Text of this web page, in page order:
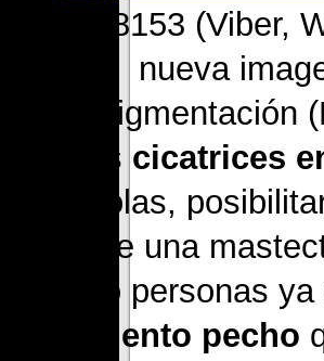
670988153 (Viber,
nueva
Areolas cicatrices
y areolas,
luego de una
Mucho personas
en aumento pecho